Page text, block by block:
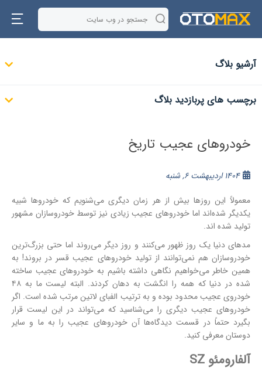
آرشیو بلاگ
برچسب های پربازدید بلاگ
خودروهای عجیب تاریخ
1404 اردیبهشت 6, شنبه
معمولاً این روزها بیش از هر زمان دیگری می‌شنویم که خودروها شبیه
یکدیگر شده‌اند اما خودروهای عجیب زیادی نیز توسط خودروسازان مشهور
تولید شده اند.
مدهای دنیا یک روز ظهور می‌کنند و روز دیگر می‌روند اما حتی بزرگ‌ترین
خودروسازان هم نمی‌توانند از تولید خودروهای عجیب قسر در بروند! به
همین خاطر می‌خواهیم نگاهی داشته باشیم به خودروهای عجیب ساخته
شده در دنیا که همه را انگشت به دهان کردند. البته لیست ما به ۴۸
خودروی عجیب محدود بوده و به ترتیب الفبای لاتین مرتب شده است. اگر
خودروهای عجیب دیگری را می‌شناسید که می‌تواند در این لیست قرار
بگیرد حتماً در قسمت دیدگاه‌ها آن خودروهای عجیب را به ما و سایر
دوستان معرفی کنید.
آلفارومئو SZ